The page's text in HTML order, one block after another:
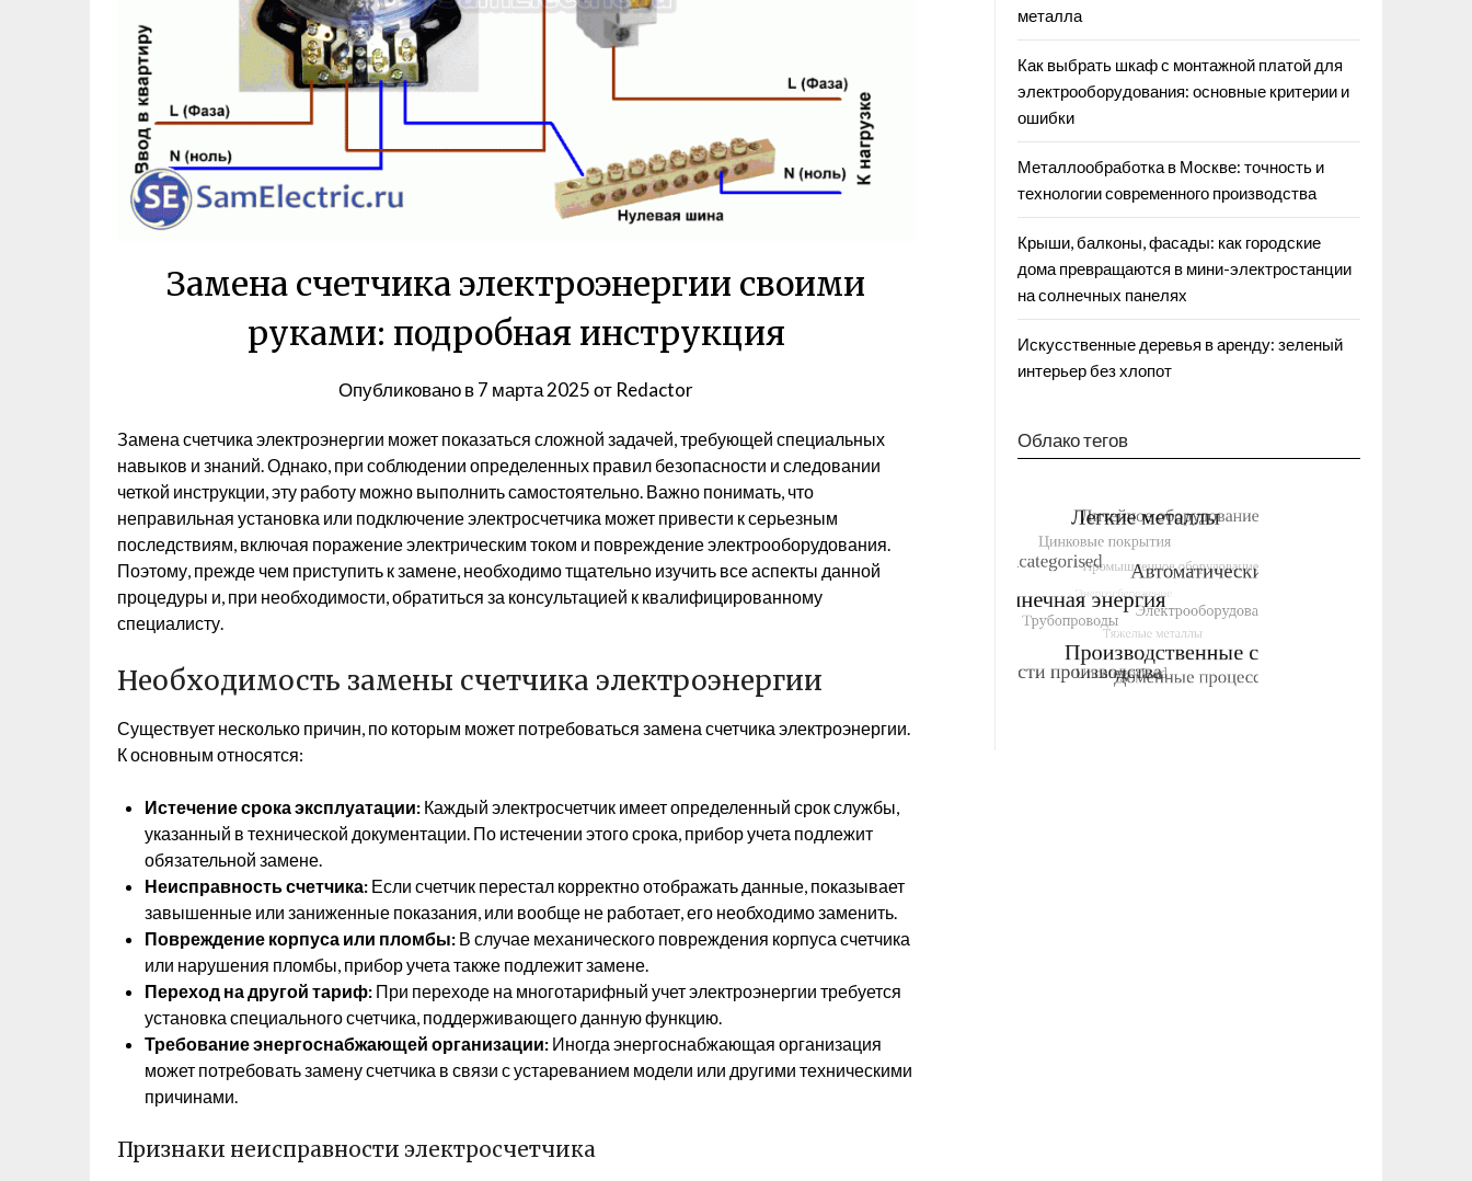
Замена счетчика электроэнергии своими
руками: подробная инструкция
Опубликовано в7 марта 2025от Redactor
Замена счетчика электроэнергии может показаться сложной задачей, требующей специальных
навыков и знаний. Однако, при соблюдении определенных правил безопасности и следовании
четкой инструкции, эту работу можно выполнить самостоятельно. Важно понимать, что
неправильная установка или подключение электросчетчика может привести к серьезным
последствиям, включая поражение электрическим током и повреждение электрооборудования.
Поэтому, прежде чем приступить к замене, необходимо тщательно изучить все аспекты данной
процедуры и, при необходимости, обратиться за консультацией к квалифицированному
специалисту.
Необходимость замены счетчика электроэнергии
Существует несколько причин, по которым может потребоваться замена счетчика электроэнергии.
К основным относятся:
Истечение срока эксплуатации: Каждый электросчетчик имеет определенный срок службы,
указанный в технической документации. По истечении этого срока, прибор учета подлежит
обязательной замене.
Неисправность счетчика: Если счетчик перестал корректно отображать данные, показывает
завышенные или заниженные показания, или вообще не работает, его необходимо заменить.
Повреждение корпуса или пломбы: В случае механического повреждения корпуса счетчика
или нарушения пломбы, прибор учета также подлежит замене.
Переход на другой тариф: При переходе на многотарифный учет электроэнергии требуется
установка специального счетчика, поддерживающего данную функцию.
Требование энергоснабжающей организации: Иногда энергоснабжающая организация
может потребовать замену счетчика в связи с устареванием модели или другими техническими
причинами.
Признаки неисправности электросчетчика
металла
Как выбрать шкаф с монтажной платой для
электрооборудования: основные критерии и
ошибки
Металлообработка в Москве: точность и
технологии современного производства
Крыши, балконы, фасады: как городские
дома превращаются в мини-электростанции
на солнечных панелях
Искусственные деревья в аренду: зеленый
интерьер без хлопот
Облако тегов